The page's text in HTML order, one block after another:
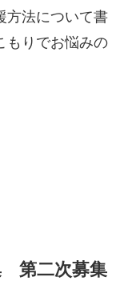
方法について書
もりでお悩みの
第二次募集